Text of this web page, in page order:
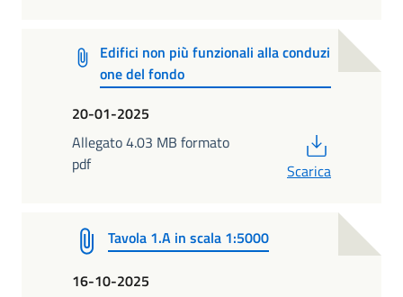
Edifici non più funzionali alla conduzi
one del fondo
20-01-2025
Allegato 4.03 MB formato
pdf
Scarica
Tavola 1.A in scala 1:5000
16-10-2025